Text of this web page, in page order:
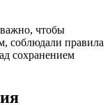
чтобы
соблюдали правила
сохранением